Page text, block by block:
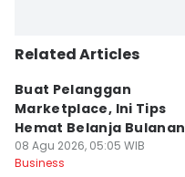
Related Articles
Buat Pelanggan
Marketplace, Ini Tips
Hemat Belanja Bulanan
08 Agu 2026, 05:05 WIB
Business